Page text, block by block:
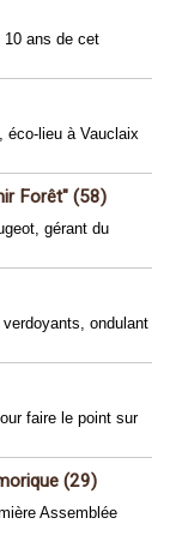
10 ans de cet
éco-lieu à Vauclaix
Forêt" (58)
gérant du
ondulant
faire le point sur
(29)
Assemblée